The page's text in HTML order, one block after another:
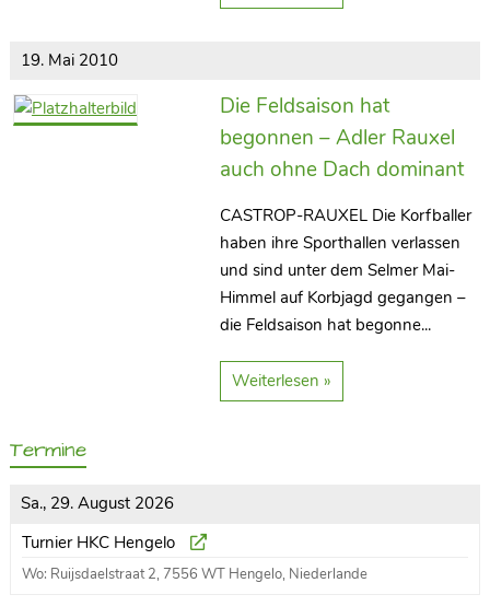
19. Mai 2010
Die Feldsaison hat
begonnen – Adler Rauxel
auch ohne Dach dominant
CASTROP-RAUXEL Die Korfballer
haben ihre Sporthallen verlassen
und sind unter dem Selmer Mai-
Himmel auf Korbjagd gegangen –
die Feldsaison hat begonne...
Weiterlesen »
Termine
Sa., 29. August 2026
Turnier HKC Hengelo
Wo: Ruijsdaelstraat 2, 7556 WT Hengelo, Niederlande
KC Grün-Weiss
Postfach 30 08 41 | 44560 Castrop-Rauxel
korfball(at)kcgruen-weiss.de
Werden Sie jetzt auch Sponsor.
© 2026 - KC Grün Weiss 67 - Korfball Verein in Castrop-Rauxel
Impressum
Datenschutz